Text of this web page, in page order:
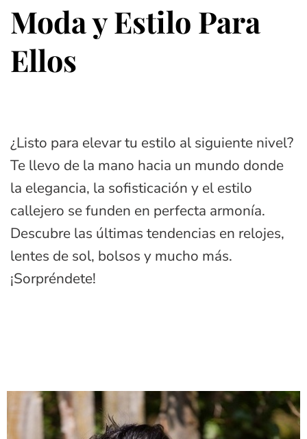
Moda y Estilo Para
Ellos
¿Listo para elevar tu estilo al siguiente nivel?
Te llevo de la mano hacia un mundo donde
la elegancia, la sofisticación y el estilo
callejero se funden en perfecta armonía.
Descubre las últimas tendencias en relojes,
lentes de sol, bolsos y mucho más.
¡Sorpréndete!